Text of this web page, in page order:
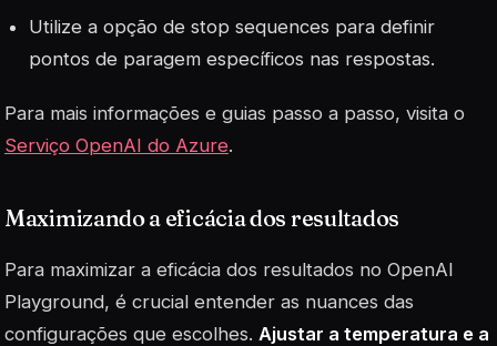
Utilize a opção destop sequences para definir
pontos de paragem específicos nas respostas.
Para mais informações e guias passo a passo, visita o
Serviço OpenAI do Azure.
Maximizando a eficácia dos resultados
Para maximizar a eficácia dos resultados no OpenAI
Playground, é crucial entender as nuances das
configurações que escolhes. Ajustar a temperatura e a